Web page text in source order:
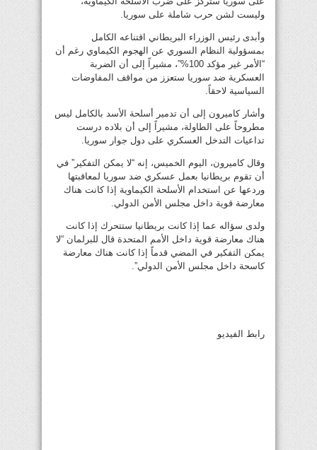
وليست لشن حرب شاملة على سوريا.
وأبدى رئيس الوزراء البريطاني اقتناعه الكامل
بمسؤولية النظام السوري عن الهجوم الكيماوي رغم أن
“الأمر غير مؤكد 100%”، مشيراً إلى أن الضربة
العسكرية ضد سوريا ستعزز من مواقف المفاوضات
السياسية لاحقاً.
وأشار كاميرون إلى أن تدمير أسلحة الأسد بالكامل ليس
مطروحاً على الطاولة، مشيراً إلى أن بلاده درست
تداعيات التدخل العسكري على دول جوار سوريا.
وقال كاميرون، اليوم الخميس، إنه “لا يمكن التفكير” في
أن تقوم بريطانيا بعمل عسكري ضد سوريا لمعاقبتها
وردعها عن استخدام الأسلحة الكيماوية إذا كانت هناك
معارضة قوية داخل مجلس الأمن الدولي.
ولدى سؤاله عما إذا كانت بريطانيا ستتحرك إذا كانت
هناك معارضة قوية داخل الأمم المتحدة قال للبرلمان “لا
يمكن التفكير في المضي قدماً إذا كانت هناك معارضة
كاسحة داخل مجلس الأمن الدولي”.
رابط الفيديو